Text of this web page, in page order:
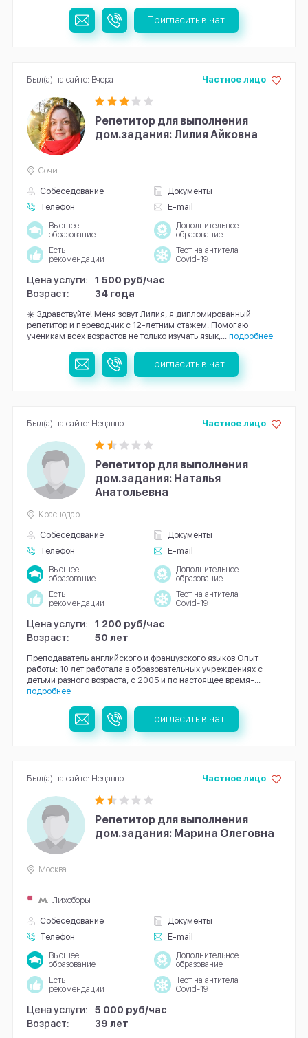
Пригласить в чат
Репетитор для выполнения
дом.задания: Лилия Айковна
Собеседование
Документы
Телефон
E-mail
Частное лицо
Сочи
Высшее
образование
Дополнительное
образование
Есть
рекомендации
Тест на антитела
Covid-19
Цена услуги:
1 500 руб/час
Возраст:
34 года
☀️ Здравствуйте! Меня зовут Лилия, я дипломированный
репетитор и переводчик с 12-летним стажем. Помогаю
ученикам всех возрастов не только изучать язык,...
подробнее
Был(а) на сайте: Вчера
Пригласить в чат
Репетитор для выполнения
дом.задания: Наталья
Анатольевна
Собеседование
Документы
Телефон
E-mail
Частное лицо
Краснодар
Высшее
образование
Дополнительное
образование
Есть
рекомендации
Тест на антитела
Covid-19
Цена услуги:
1 200 руб/час
Возраст:
50 лет
Преподаватель английского и французского языков Опыт
работы: 10 лет работала в образовательных учреждениях с
детьми разного возраста, с 2005 и по настоящее время-...
подробнее
Был(а) на сайте: Недавно
Пригласить в чат
Репетитор для выполнения
дом.задания: Марина Олеговна
Собеседование
Документы
Телефон
E-mail
Частное лицо
Москва
Лихоборы
Высшее
образование
Дополнительное
образование
Есть
рекомендации
Тест на антитела
Covid-19
Цена услуги:
5 000 руб/час
Возраст:
39 лет
Был(а) на сайте: Недавно